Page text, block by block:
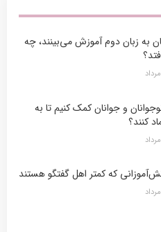
به زبان دوم آموزش می‌بینند، چه
و جوانان کمک کنیم تا به
کنند؟
که کمتر اهل گفتگو هستند